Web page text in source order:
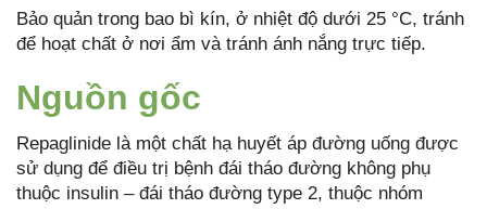
Bảo quản trong bao bì kín, ở nhiệt độ dưới 25 °C, tránh
để hoạt chất ở nơi ẩm và tránh ánh nắng trực tiếp.
Nguồn gốc
Repaglinide là một chất hạ huyết áp đường uống được
sử dụng để điều trị bệnh đái tháo đường không phụ
thuộc insulin – đái tháo đường type 2, thuộc nhóm